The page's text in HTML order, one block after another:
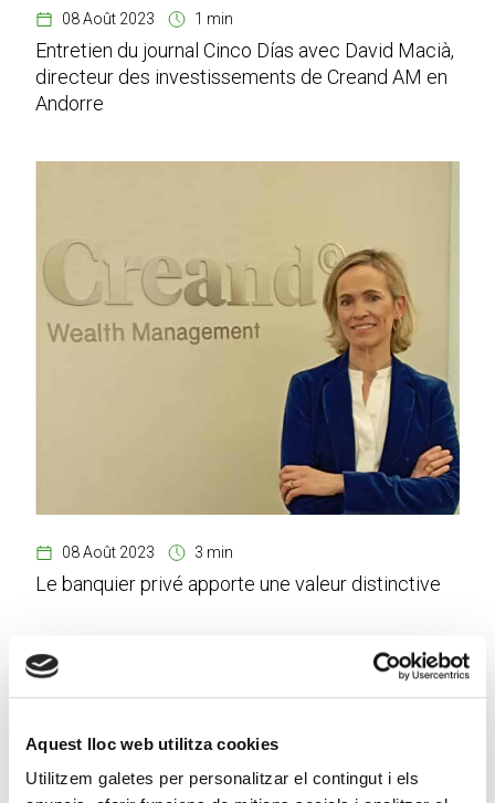
Aquest lloc web utilitza cookies
Utilitzem galetes per personalitzar el contingut i els
08 Août 2023 1 min
Entretien du journal Cinco Días avec David Macià,
directeur des investissements de Creand AM en
Andorre
08 Août 2023 3 min
Le banquier privé apporte une valeur distinctive